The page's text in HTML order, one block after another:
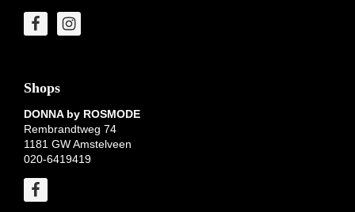
Shops
DONNA by ROSMODE
Rembrandtweg 74
1181 GW Amstelveen
020-6419419